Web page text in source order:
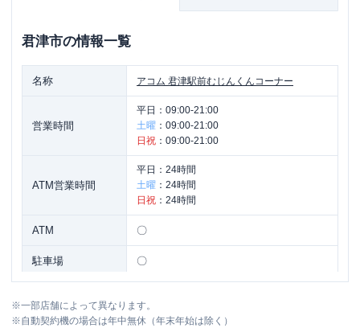
君津市の情報一覧
名称 アコム 君津駅前むじんくんコーナー
営業時間
平日： 09:00-21:00
土曜 ： 09:00-21:00
日祝 ： 09:00-21:00
ATM営業時間
平日： 24時間
土曜 ： 24時間
日祝 ： 24時間
ATM 〇
駐車場 〇
住所
ル３Ｆ
※一部店舗によって異なります。
※自動契約機の場合は年中無休（年末年始は除く）